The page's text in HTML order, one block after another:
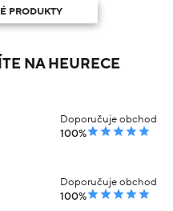
PRODUKTY
NA HEURECE
Doporučuje obchod
100%
Doporučuje obchod
100%